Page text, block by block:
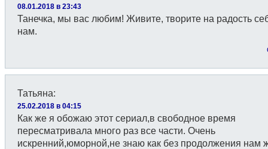
08.01.2018 в 23:43
Танечка, мы вас любим! Живите, творите на радость
нам.
Татьяна:
25.02.2018 в 04:15
Как же я обожаю этот сериал,в свободное время
пересматривала много раз все части. Очень
искренний,юморной,не знаю как без продолжения нам